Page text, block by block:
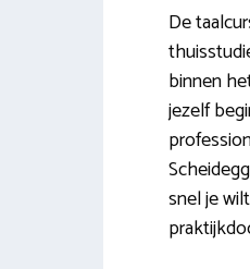
De
binnen
jezelf
snel je